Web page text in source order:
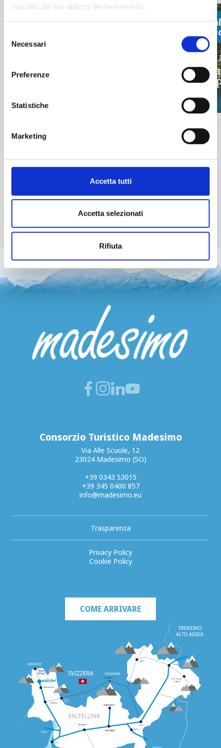
raccolto dal tuo utilizzo dei loro servizi.
delNecessari
Preferenze
Statistiche
Marketing
Accetta tutti
Accetta selezionati
Rifiuta
fino al: fino
28
info
Consorzio Turistico Madesimo
Via Alle Scuole, 12
23024 Madesimo (SO)
+39 0343 53015
+39 345 0400 857
info@madesimo.eu
Trasparenza
Privacy Policy
Cookie Policy
COME ARRIVARE